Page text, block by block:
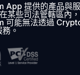
App 提供的產品與
某些司法管轄區內
可能無法透過
。